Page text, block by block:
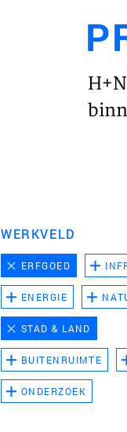
WERKVELD
ERFGOED
ENERGIE
STAD & LAND
BUITENRUIMTE
ONDERZOEK